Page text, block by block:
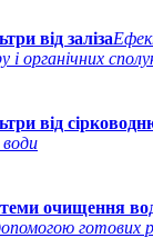
від заліза
і органічних
від
води
очищення
готових